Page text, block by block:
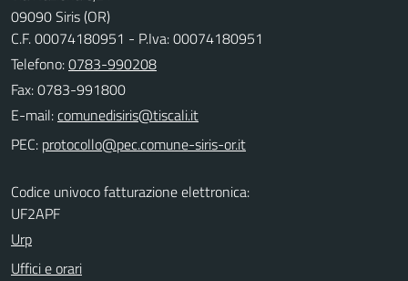
09090 Siris (OR)
C.F. 00074180951 - P.Iva: 00074180951
Telefono:0783-990208
Fax: 0783-991800
E-mail:
PEC:
Codice univoco fatturazione elettronica:
UF2APF
Urp
Uffici e orari